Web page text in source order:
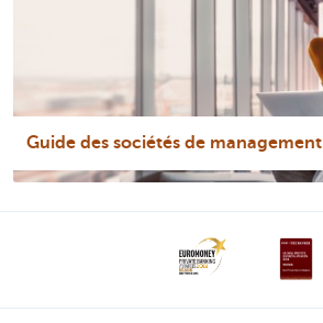
Guide des sociétés de management